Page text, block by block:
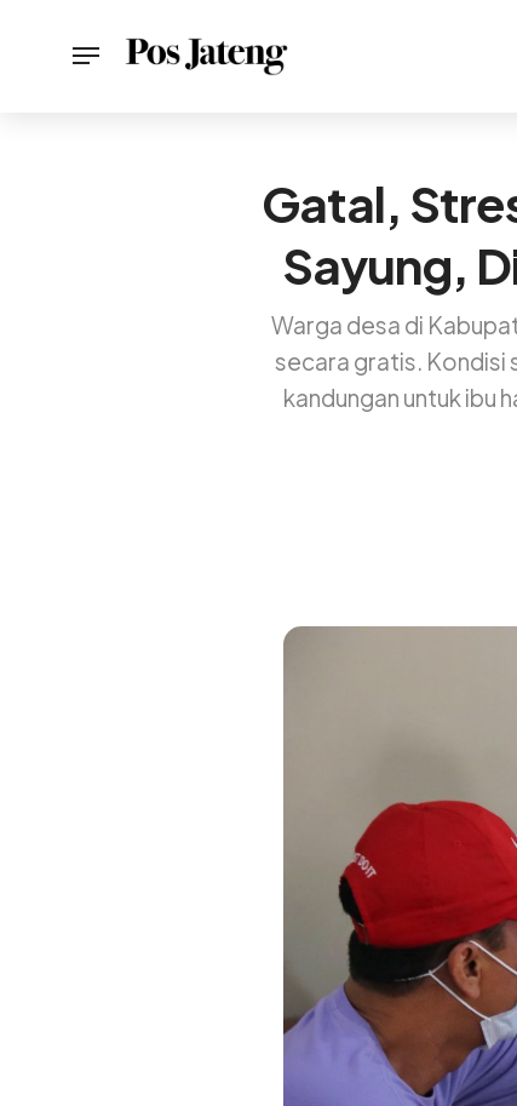
Gatal,
Sayung,
Warga desa di
secara gratis. Kondisi
kandungan untuk ibu